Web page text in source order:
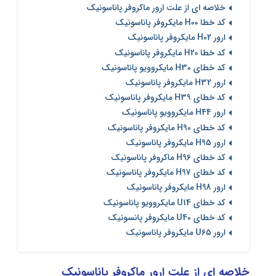
خلاصه ای از علت ارور ماکروفر پاناسونیک
کد خطا H00 مایکروفر پاناسونیک
ارور H02 مایکروفر پاناسونیک
کد خطا H20 مایکروفر پاناسونیک
کد خطای H30 مایکروویو پاناسونیک
ارور H32 مایکروفر پاناسونیک
کد خطای H39 مایکروفر پاناسونیک
ارور H44 مایکروویو پاناسونیک
کد خطای H90 مایکروفر پاناسونیک
ارور H95 مایکروفر پاناسونیک
کد خطای H96 ماکروفر پاناسونیک
کد خطای H97 مایکروفر پاناسونیک
ارور H98 مایکروفر پاناسونیک
کد خطای U14 مایکروویو پاناسونیک
کد خطای U40 مایکروفر پانسونیک
ارور U65 مایکروفر پاناسونیک
خلاصه ای از علت ارور ماکروفر پاناسونیک